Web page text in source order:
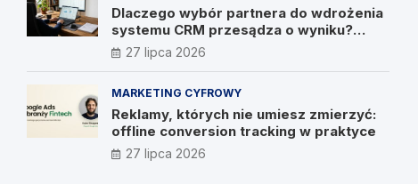
Dlaczego wybór partnera do wdrożenia
systemu CRM przesądza o wyniku?
Wywiad z Pawłem Prymakowskim, CEO
IT Vision
27 lipca 2026
MARKETING CYFROWY
Reklamy, których nie umiesz zmierzyć:
offline conversion tracking w praktyce
27 lipca 2026